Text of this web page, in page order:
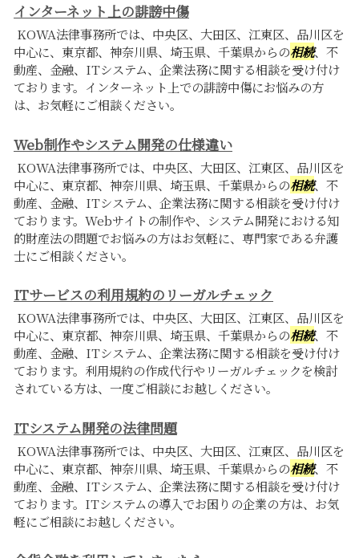
インターネット上の誹謗中傷
KOWA法律事務所では、中央区、大田区、江東区、品川区を
中心に、東京都、神奈川県、埼玉県、千葉県からの相続、不
動産、金融、ITシステム、企業法務に関する相談を受け付け
ております。インターネット上での誹謗中傷にお悩みの方
は、お気軽にご相談ください。
Web制作やシステム開発の仕様違い
KOWA法律事務所では、中央区、大田区、江東区、品川区を
中心に、東京都、神奈川県、埼玉県、千葉県からの相続、不
動産、金融、ITシステム、企業法務に関する相談を受け付け
ております。Webサイトの制作や、システム開発における知
的財産法の問題でお悩みの方はお気軽に、専門家である弁護
士にご相談ください。
ITサービスの利用規約のリーガルチェック
KOWA法律事務所では、中央区、大田区、江東区、品川区を
中心に、東京都、神奈川県、埼玉県、千葉県からの相続、不
動産、金融、ITシステム、企業法務に関する相談を受け付け
ております。利用規約の作成代行やリーガルチェックを検討
されている方は、一度ご相談にお越しください。
ITシステム開発の法律問題
KOWA法律事務所では、中央区、大田区、江東区、品川区を
中心に、東京都、神奈川県、埼玉県、千葉県からの相続、不
動産、金融、ITシステム、企業法務に関する相談を受け付け
ております。ITシステムの導入でお困りの企業の方は、お気
軽にご相談にお越しください。